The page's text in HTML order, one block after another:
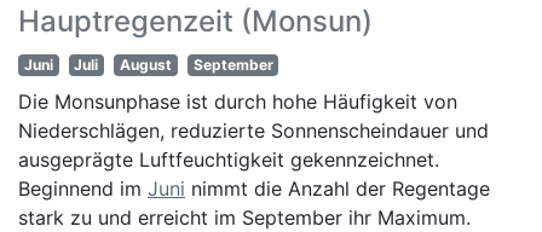
Hauptregenzeit (Monsun)
Juni Juli August September
Die Monsunphase ist durch hohe Häufigkeit von
Niederschlägen, reduzierte Sonnenscheindauer und
ausgeprägte Luftfeuchtigkeit gekennzeichnet.
Beginnend im Juni nimmt die Anzahl der Regentage
stark zu und erreicht im September ihr Maximum.